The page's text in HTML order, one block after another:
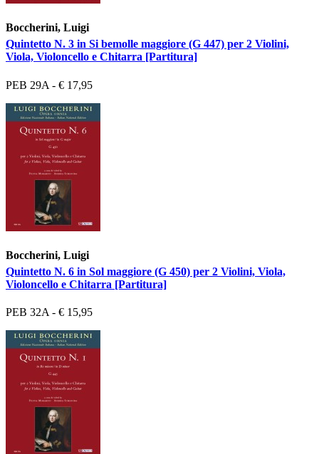
Boccherini, Luigi
Quintetto N. 3 in Si bemolle maggiore (G 447) per 2 Violini,
Viola, Violoncello e Chitarra [Partitura]
PEB 29A - € 17,95
Boccherini, Luigi
Quintetto N. 6 in Sol maggiore (G 450) per 2 Violini, Viola,
Violoncello e Chitarra [Partitura]
PEB 32A - € 15,95